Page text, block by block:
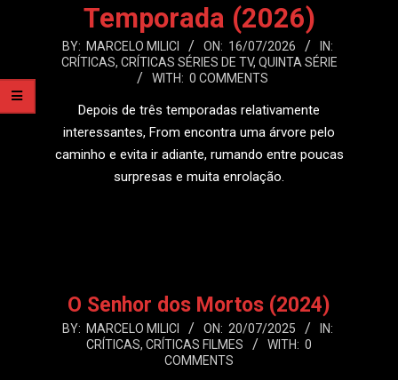
Temporada (2026)
2026-
07-
BY: MARCELO MILICI ON: 16/07/2026
IN:
CRÍTICAS, CRÍTICAS SÉRIES DE TV, QUINTA SÉRIE
WITH: 0 COMMENTS
Depois de três temporadas relativamente
interessantes, From encontra uma árvore pelo
caminho e evita ir adiante, rumando entre poucas
surpresas e muita enrolação.
O Senhor dos Mortos (2024)
2025-
BY: MARCELO MILICI ON: 20/07/2025
IN:
CRÍTICAS, CRÍTICAS FILMES WITH: 0
COMMENTS